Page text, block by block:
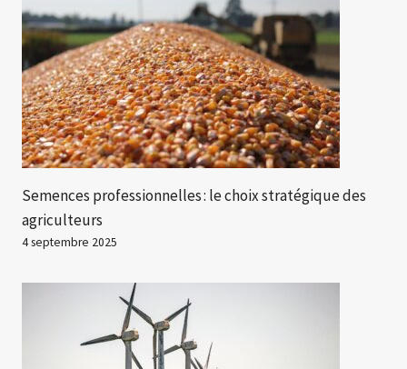
Semences professionnelles : le choix stratégique des
agriculteurs
4 septembre 2025